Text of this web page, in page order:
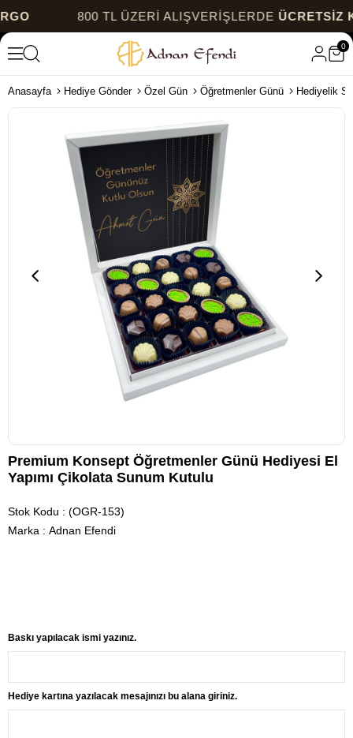
800 TL ÜZERİ ALIŞVERİŞLERDEÜCRETSİZ
0
Anasayfa Hediye Gönder Özel Gün Öğretmenler Günü Hediyelik
Premium Konsept Öğretmenler Günü Hediyesi El
Yapımı Çikolata Sunum Kutulu
Stok Kodu
(OGR-153)
Marka : Adnan Efendi
Baskı yapılacak ismi yazınız.
Hediye kartına yazılacak mesajınızı bu alana giriniz.